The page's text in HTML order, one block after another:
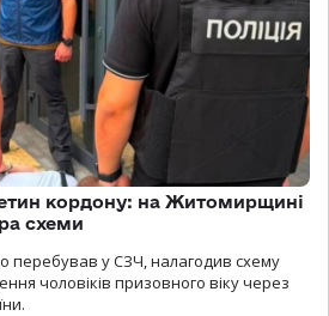
кордону: на Житомирщині
схеми
перебував у СЗЧ, налагодив схему
чоловіків призовного віку через